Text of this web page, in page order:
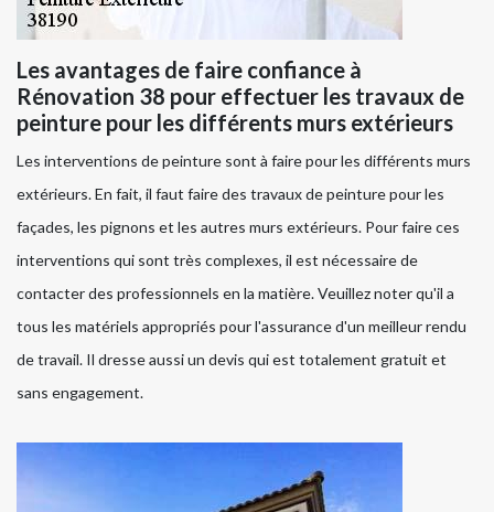
Les avantages de faire confiance à
Rénovation 38 pour effectuer les travaux de
peinture pour les différents murs extérieurs
Les interventions de peinture sont à faire pour les différents murs
extérieurs. En fait, il faut faire des travaux de peinture pour les
façades, les pignons et les autres murs extérieurs. Pour faire ces
interventions qui sont très complexes, il est nécessaire de
contacter des professionnels en la matière. Veuillez noter qu'il a
tous les matériels appropriés pour l'assurance d'un meilleur rendu
de travail. Il dresse aussi un devis qui est totalement gratuit et
sans engagement.